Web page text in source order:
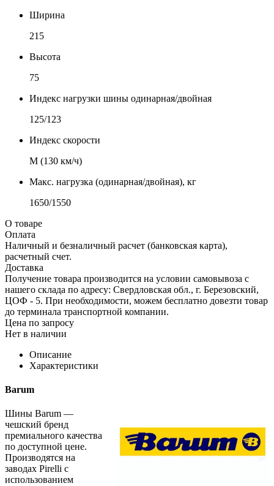
Ширина
215
Высота
75
Индекс нагрузки шины одинарная/двойная
125/123
Индекс скорости
М (130 км/ч)
Макс. нагрузка (одинарная/двойная), кг
1650/1550
О товаре
Оплата
Наличный и безналичный расчет (банковская карта),
расчетный счет.
Доставка
Получение товара производится на условии самовывоза с
нашего склада по адресу: Свердловская обл., г. Березовский,
ЦОФ - 5. При необходимости, можем бесплатно довезти товар
до терминала транспортной компании.
Цена по запросу
Нет в наличии
Описание
Характеристики
Barum
Шины Barum —
чешский бренд
премиального качества
по доступной цене.
Производятся на
заводах Pirelli с
использованием